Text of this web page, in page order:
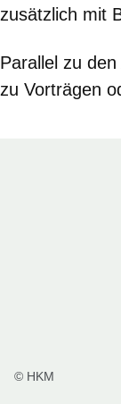
zusätzlich mit
Parallel zu
zu Vorträgen
© HKM